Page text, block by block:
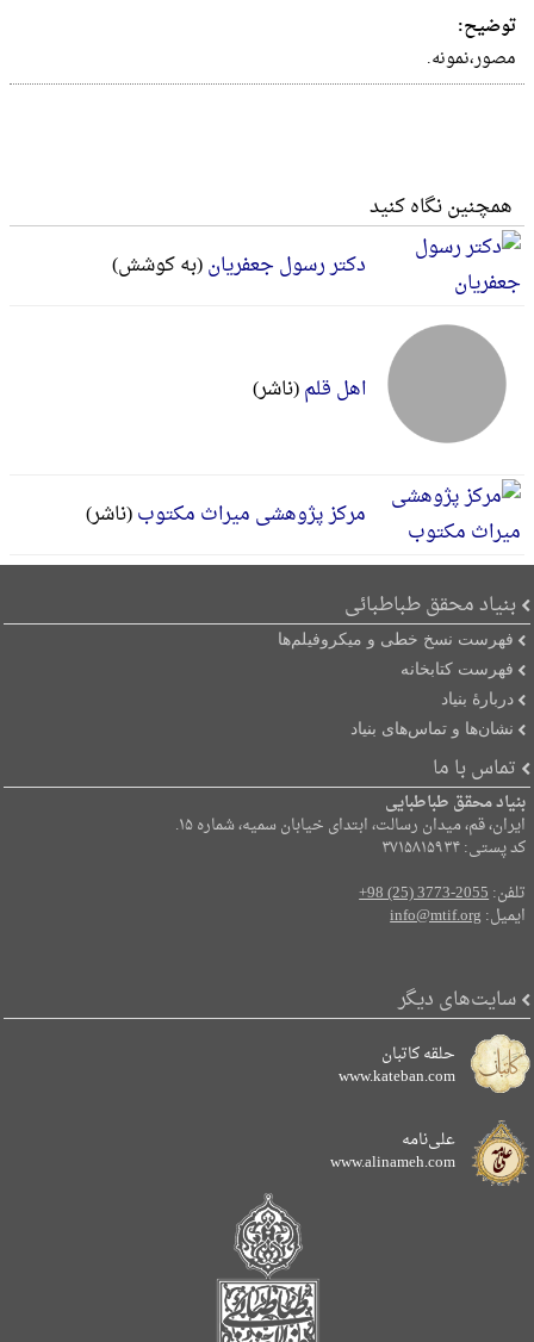
توضیح:
مصور،نمونه.
همچنین نگاه کنید
دکتر رسول جعفریان(به کوشش)
اهل قلم(ناشر)
مرکز پژوهشی میراث مکتوب(ناشر)
بنیاد محقق طباطبائی
فهرست نسخ خطی و میکروفیلم‌ها
فهرست کتابخانه
دربارۀ بنیاد
نشان‌ها و تماس‌های بنیاد
تماس با ما
بنیاد محقق طباطبایی
ایران، قم، میدان رسالت، ابتدای خیابان سمیه، شماره ۱۵.
کد پستی: ۳۷۱۵۸۱۵۹۳۴
تلفن:+98 (25) 3773-2055
ایمیل:info@mtif.org
سایت‌های دیگر
حلقه کاتبان
www.kateban.com
علی‌نامه
www.alinameh.com